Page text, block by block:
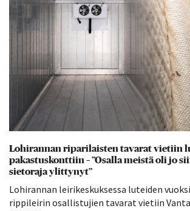
Lohirannan riparilaisten tavarat vietiin
pakastuskonttiin – ”Osalla meistä oli jo
sietoraja ylittynyt”
Lohirannan leirikeskuksessa luteiden
rippileirin osallistujien tavarat vietiin